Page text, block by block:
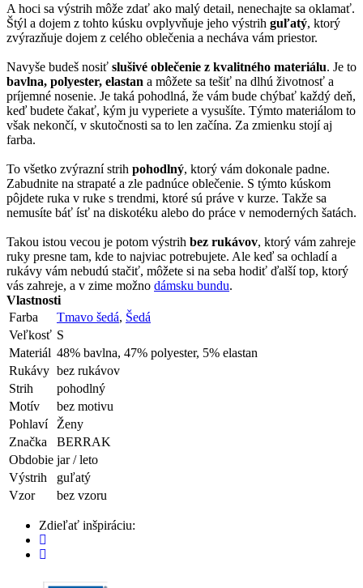
A hoci sa výstrih môže zdať ako malý detail, nenechajte sa oklamať.
Štýl a dojem z tohto kúsku ovplyvňuje jeho výstrih guľatý, ktorý
zvýrazňuje dojem z celého oblečenia a necháva vám priestor.
Navyše budeš nosiť slušivé oblečenie z kvalitného materiálu. Je to
bavlna, polyester, elastan a môžete sa tešiť na dlhú životnosť a
príjemné nosenie. Je taká pohodlná, že vám bude chýbať každý deň,
keď budete čakať, kým ju vyperiete a vysušíte. Týmto materiálom to
však nekončí, v skutočnosti sa to len začína. Za zmienku stojí aj
farba.
To všetko zvýrazní strih pohodlný, ktorý vám dokonale padne.
Zabudnite na strapaté a zle padnúce oblečenie. S týmto kúskom
pôjdete ruka v ruke s trendmi, ktoré sú práve v kurze. Takže sa
nemusíte báť ísť na diskotéku alebo do práce v nemoderných šatách.
Takou istou vecou je potom výstrih bez rukávov, ktorý vám zahreje
ruky presne tam, kde to najviac potrebujete. Ale keď sa ochladí a
rukávy vám nebudú stačiť, môžete si na seba hodiť ďalší top, ktorý
vás zahreje, a v zime možno dámsku bundu.
Vlastnosti
Farba
Tmavo šedá, Šedá
Veľkosť S
Materiál 48% bavlna, 47% polyester, 5% elastan
Rukávy bez rukávov
Strih
pohodlný
Motív
bez motivu
Pohlaví
Ženy
Značka
BERRAK
Obdobie jar / leto
Výstrih
guľatý
Vzor
bez vzoru
Zdieľať inšpiráciu: